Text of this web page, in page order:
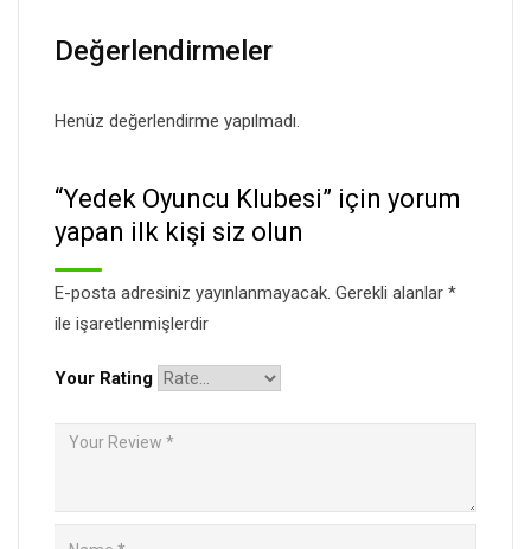
Değerlendirmeler
Henüz değerlendirme yapılmadı.
“Yedek Oyuncu Klubesi” için yorum
yapan ilk kişi siz olun
E-posta adresiniz yayınlanmayacak. Gerekli alanlar *
ile işaretlenmişlerdir
Your Rating